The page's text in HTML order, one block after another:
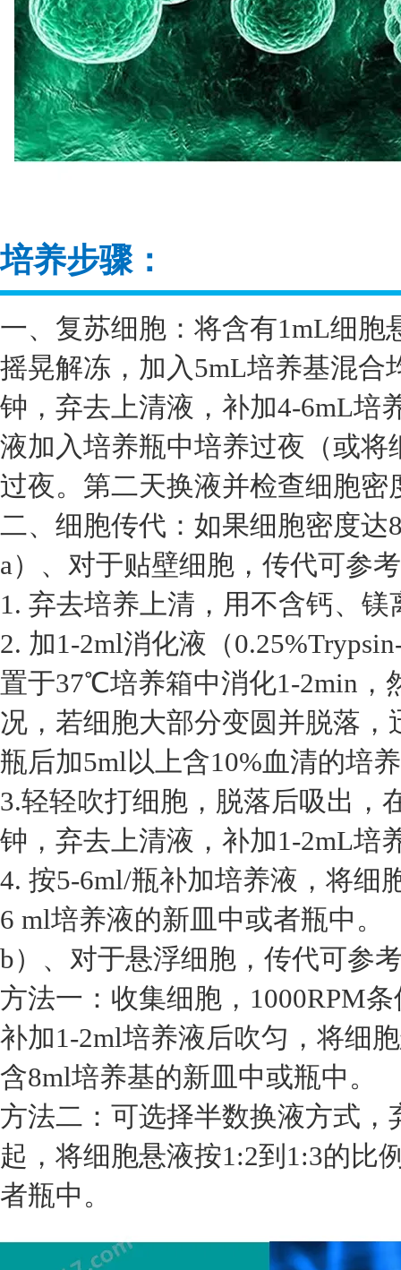
培养步骤：
一、复苏细胞：将含有1mL细
摇晃解冻，加入5mL培养基混合
钟，弃去上清液，补加4-6mL培
液加入培养瓶中培养过夜（或
过夜。第二天换液并检查细胞密
二、细胞传代：如果细胞密度达
a）、对于贴壁细胞，传代可参
1. 弃去培养上清，用不含钙、镁
2. 加1-2ml消化液（
置于37℃培养箱中消化1-2min，
况，若细胞大部分变圆并脱落
瓶后加5ml以上含10%血清的培
3.轻轻吹打细胞，脱落后吸出，
钟，弃去上清液，补加1-2mL培
4. 按5-6ml/瓶补加培养液，将细
6 ml培养液的新皿中或者瓶中。
b）、对于悬浮细胞，传代可参
方法一：收集细胞，1000RPM
补加1-2ml培养液后吹匀，将细
含8ml培养基的新皿中或瓶中。
方法二：可选择半数换液方式
起，将细胞悬液按1:2到1:3的比
者瓶中。